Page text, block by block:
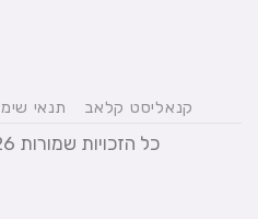
קנאליסט קלאב תנאי שימוש
כל הזכויות שמורות 2026 ©